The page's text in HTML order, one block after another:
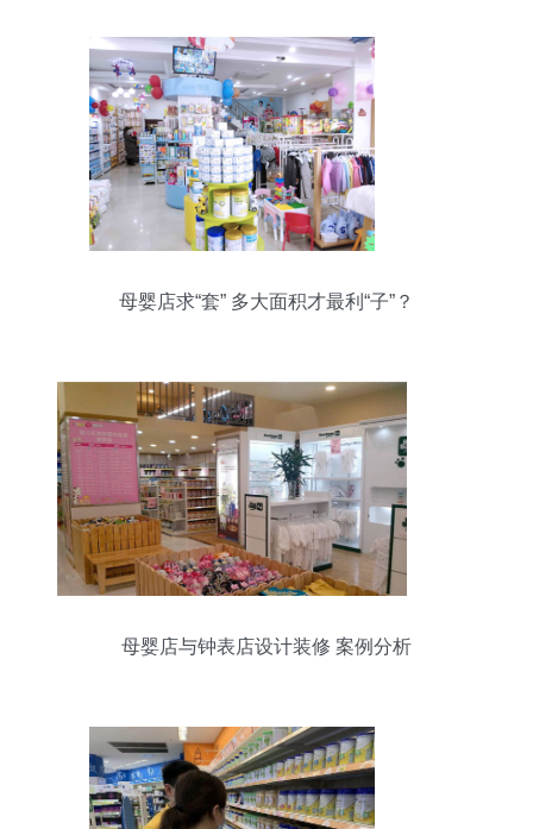
母婴店求“套” 多大面积才最利“子”？
母婴店与钟表店设计装修 案例分析